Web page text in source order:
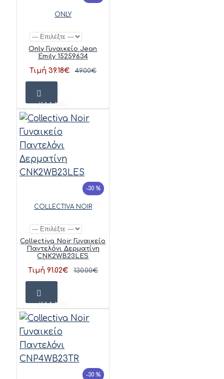
ONLY
Only Γυναικείο Jean
Emily 15259634
Τιμή 39.18€ 49.00€
ΚΑΛΆΘΙ
-30 %
COLLECTIVA NOIR
Collectiva Noir Γυναικείο
Παντελόνι Δερματίνη
CNK2WB23LES
Τιμή 91.02€ 130.00€
ΚΑΛΆΘΙ
-30 %